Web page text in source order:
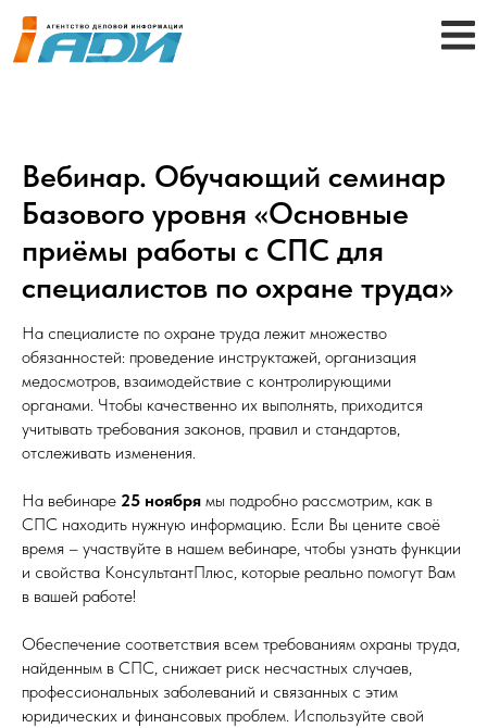
Вебинар. Обучающий семинар
Базового уровня «Основные
приёмы работы с СПС для
специалистов по охране труда»
На специалисте по охране труда лежит множество
обязанностей: проведение инструктажей, организация
медосмотров, взаимодействие с контролирующими
органами. Чтобы качественно их выполнять, приходится
учитывать требования законов, правил и стандартов,
отслеживать изменения.
На вебинаре 25 ноября мы подробно рассмотрим, как в
СПС находить нужную информацию. Если Вы цените своё
время – участвуйте в нашем вебинаре, чтобы узнать функции
и свойства КонсультантПлюс, которые реально помогут Вам
в вашей работе!
Обеспечение соответствия всем требованиям охраны труда,
найденным в СПС, снижает риск несчастных случаев,
профессиональных заболеваний и связанных с этим
юридических и финансовых проблем. Используйте свой